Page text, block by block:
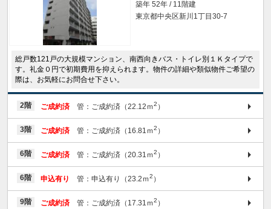
築年 52年 / 11階建
東京都中央区新川1丁目30-7
総戸数121戸の大規模マンション、南西向きバス・トイレ別１Ｋタイプで
す。礼金０円で初期費用を抑えられます。物件の詳細や類似物件ご希望の
際は、お気軽にお問合せ下さい。
2階 ご成約済 管：ご成約済（22.12ｍ2 ）
3階 ご成約済 管：ご成約済（16.81ｍ2 ）
6階 ご成約済 管：ご成約済（20.31ｍ2 ）
6階 申込有り 管：申込有り（23.2ｍ2 ）
9階 ご成約済 管：ご成約済（17.31ｍ2 ）